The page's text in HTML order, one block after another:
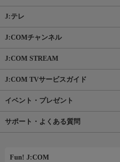
J:テレ
J:COMチャンネル
J:COM STREAM
J:COM TVサービスガイド
イベント・プレゼント
サポート・よくある質問
Fun! J:COM